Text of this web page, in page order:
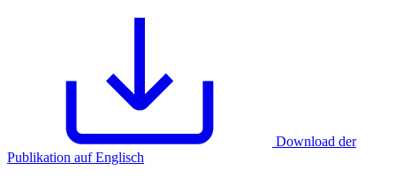
Download der
Publikation auf Englisch